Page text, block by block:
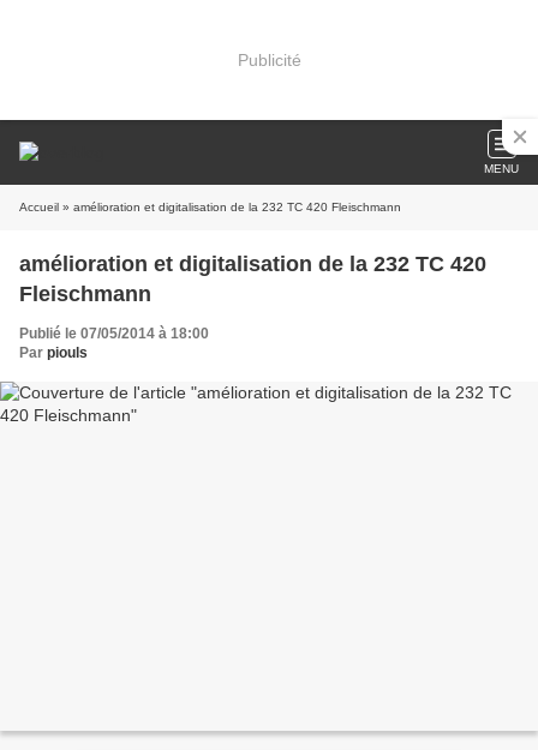
Publicité
MENU
Accueil » amélioration et digitalisation de la 232 TC 420 Fleischmann
amélioration et digitalisation de la 232 TC 420
Fleischmann
Publié le 07/05/2014 à 18:00
Par piouls